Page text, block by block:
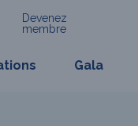
Devenez
membre
Gala